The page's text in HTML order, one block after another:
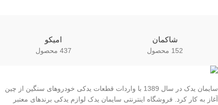
شاکمان
152 محصول
امیکو
437 محصول
سایمان یدک در سال 1389 با واردات قطعات یدکی خودروهای سنگین از چین
آغاز به کار کرد. فروشگاه اینترنتی سایمان یدک لوازم یدکی برندهای معتبر